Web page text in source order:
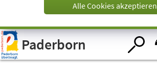
Visuelle
Assistenzsoftware
öffnen.
Alle Cookies akzeptieren
Paderborn